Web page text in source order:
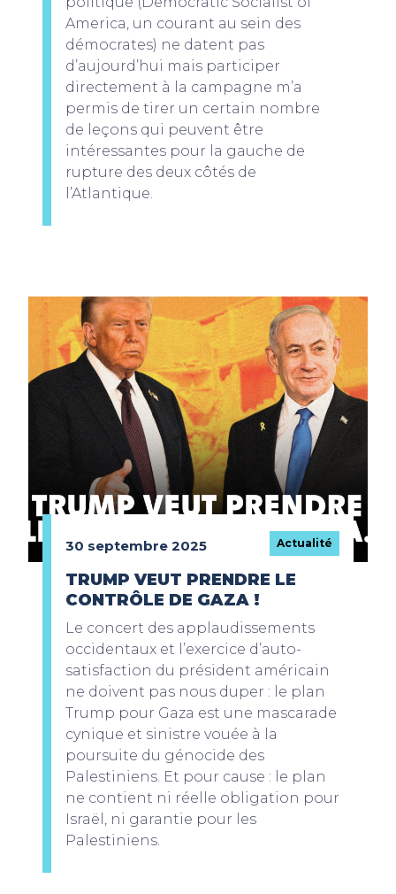
America, un courant au sein des
démocrates) ne datent pas
d’aujourd’hui mais participer
directement à la campagne m’a
permis de tirer un certain nombre
de leçons qui peuvent être
intéressantes pour la gauche de
rupture des deux côtés de
l’Atlantique.
30 septembre 2025 Actualité
TRUMP VEUT PRENDRE LE
CONTRÔLE DE GAZA !
Le concert des applaudissements
occidentaux et l’exercice d’auto-
satisfaction du président américain
ne doivent pas nous duper : le plan
Trump pour Gaza est une mascarade
cynique et sinistre vouée à la
poursuite du génocide des
Palestiniens. Et pour cause : le plan
ne contient ni réelle obligation pour
Israël, ni garantie pour les
Palestiniens.